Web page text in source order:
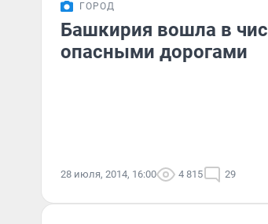
ГОРОД
Башкирия вошла в
опасными дорогами
28 июля, 2014, 16:00 4 815 29